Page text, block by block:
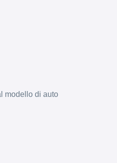
modello di auto